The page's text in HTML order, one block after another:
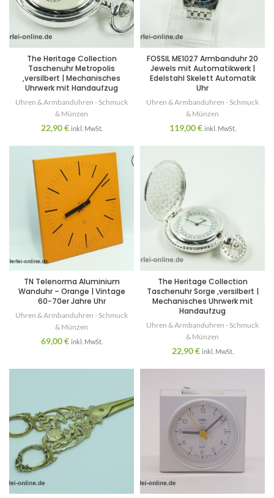
The Heritage Collection
Taschenuhr Metropolis
,versilbert | Mechanisches
Uhrwerk mit Handaufzug
Uhren & Armbanduhren - Schmuck
& Münzen
22,90€ inkl. MwSt.
FOSSIL ME1027 Armbanduhr 20
Jewels mit Automatikwerk |
Edelstahl Skelett Automatik
Uhr
Uhren & Armbanduhren - Schmuck
& Münzen
119,00€ inkl. MwSt.
TN Telenorma Aluminium
Wanduhr – Orange | Vintage
60-70er Jahre Uhr
Uhren & Armbanduhren - Schmuck
& Münzen
69,00€ inkl. MwSt.
The Heritage Collection
Taschenuhr Sorge ,versilbert |
Mechanisches Uhrwerk mit
Handaufzug
Uhren & Armbanduhren - Schmuck
& Münzen
22,90€ inkl. MwSt.